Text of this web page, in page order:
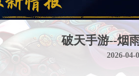
破天手游--烟
2026-04-